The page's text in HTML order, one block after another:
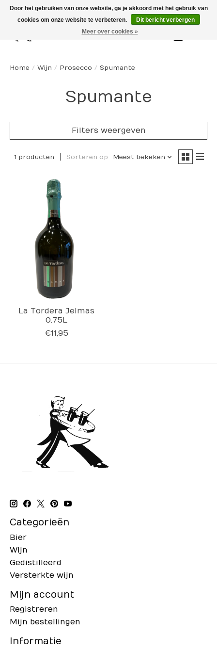
Home / Wijn / Prosecco / Spumante
Spumante
Filters weergeven
1 producten Sorteren op Meest bekeken
La Tordera Jelmas
0.75L
€11,95
Categorieën
Bier
Wijn
Gedistilleerd
Versterkte wijn
Mijn account
Registreren
Mijn bestellingen
Informatie
Door het gebruiken van onze website, ga je akkoord met het gebruik van
cookies om onze website te verbeteren.
Dit bericht verbergen
Meer over cookies »